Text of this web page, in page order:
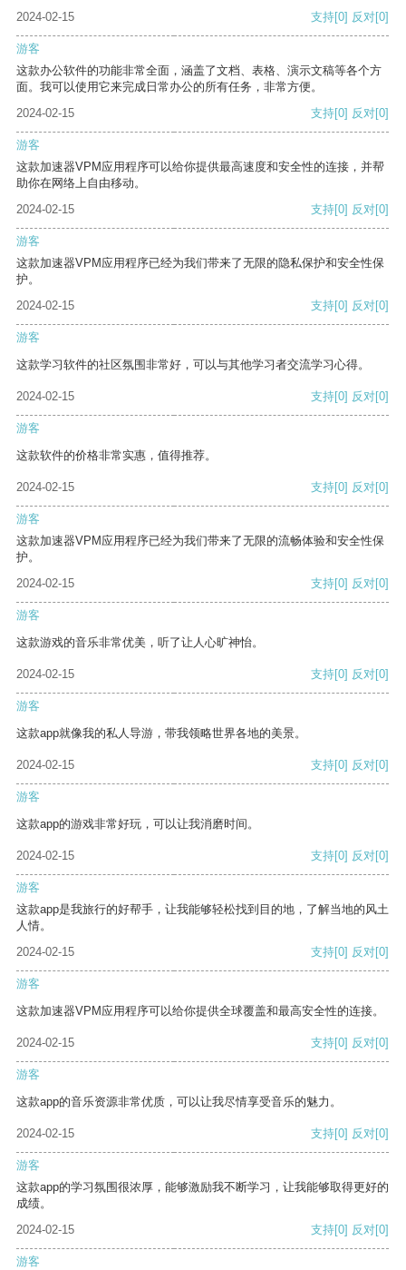
2024-02-15 支持[0] 反对[0]
游客
这款办公软件的功能非常全面，涵盖了文档、表格、演示文稿等各个方
面。我可以使用它来完成日常办公的所有任务，非常方便。
2024-02-15
支持[0] 反对[0]
游客
这款加速器VPM应用程序可以给你提供最高速度和安全性的连接，并帮
助你在网络上自由移动。
2024-02-15
支持[0] 反对[0]
游客
这款加速器VPM应用程序已经为我们带来了无限的隐私保护和安全性保
护。
2024-02-15
支持[0] 反对[0]
游客
这款学习软件的社区氛围非常好，可以与其他学习者交流学习心得。
2024-02-15 支持[0] 反对[0]
游客
这款软件的价格非常实惠，值得推荐。
2024-02-15 支持[0] 反对[0]
游客
这款加速器VPM应用程序已经为我们带来了无限的流畅体验和安全性保
护。
2024-02-15
支持[0] 反对[0]
游客
这款游戏的音乐非常优美，听了让人心旷神怡。
2024-02-15 支持[0] 反对[0]
游客
这款app就像我的私人导游，带我领略世界各地的美景。
2024-02-15 支持[0] 反对[0]
游客
这款app的游戏非常好玩，可以让我消磨时间。
2024-02-15 支持[0] 反对[0]
游客
这款app是我旅行的好帮手，让我能够轻松找到目的地，了解当地的风土
人情。
2024-02-15
支持[0] 反对[0]
游客
这款加速器VPM应用程序可以给你提供全球覆盖和最高安全性的连接。
2024-02-15 支持[0] 反对[0]
游客
这款app的音乐资源非常优质，可以让我尽情享受音乐的魅力。
2024-02-15 支持[0] 反对[0]
游客
这款app的学习氛围很浓厚，能够激励我不断学习，让我能够取得更好的
成绩。
2024-02-15
支持[0] 反对[0]
游客